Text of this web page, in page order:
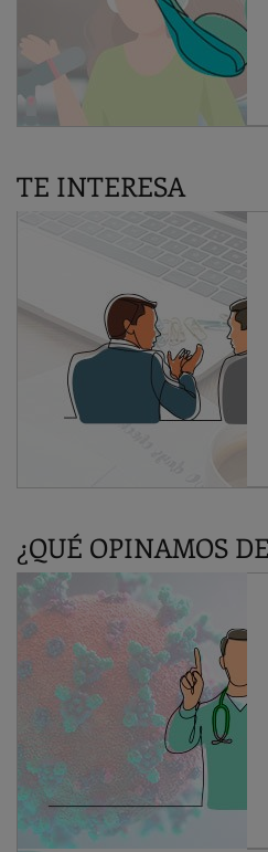
TE INTERESA
¿QUÉ OPINAMOS